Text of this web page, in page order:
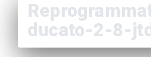
ducato-2-8-